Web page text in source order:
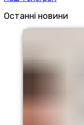
Останні новини